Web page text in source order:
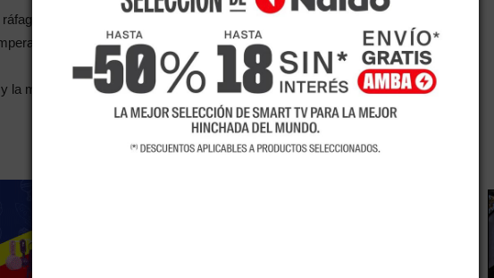
de viento en precordillera y algunas zonas del llano. Nubosidad
Nevadas de intensidad moderada en alta montaña.
la máxima rondará los 28. En cuanto a la zona Este indican 32°C de